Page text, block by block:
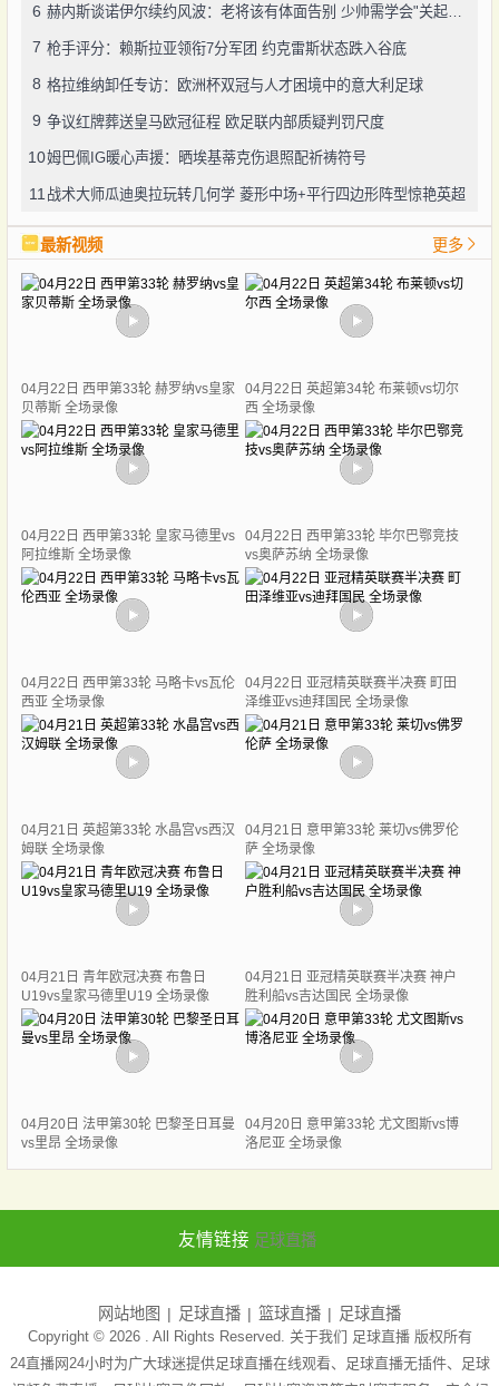
6 赫内斯谈诺伊尔续约风波：老将该有体面告别 少帅需学会"关起门说话"
7 枪手评分：赖斯拉亚领衔7分军团 约克雷斯状态跌入谷底
8 格拉维纳卸任专访：欧洲杯双冠与人才困境中的意大利足球
9 争议红牌葬送皇马欧冠征程 欧足联内部质疑判罚尺度
10姆巴佩IG暖心声援：晒埃基蒂克伤退照配祈祷符号
11 战术大师瓜迪奥拉玩转几何学 菱形中场+平行四边形阵型惊艳英超
最新视频 更多
04月22日 西甲第33轮 赫罗纳vs皇家
贝蒂斯 全场录像
04月22日 英超第34轮 布莱顿vs切尔
西 全场录像
04月22日 西甲第33轮 皇家马德里vs
阿拉维斯 全场录像
04月22日 西甲第33轮 毕尔巴鄂竞技
vs奥萨苏纳 全场录像
04月22日 西甲第33轮 马略卡vs瓦伦
西亚 全场录像
04月22日 亚冠精英联赛半决赛 町田
泽维亚vs迪拜国民 全场录像
04月21日 英超第33轮 水晶宫vs西汉
姆联 全场录像
04月21日 意甲第33轮 莱切vs佛罗伦
萨 全场录像
04月21日 青年欧冠决赛 布鲁日
U19vs皇家马德里U19 全场录像
04月21日 亚冠精英联赛半决赛 神户
胜利船vs吉达国民 全场录像
04月20日 法甲第30轮 巴黎圣日耳曼
vs里昂 全场录像
04月20日 意甲第33轮 尤文图斯vs博
洛尼亚 全场录像
友情链接 足球直播
网站地图 足球直播 篮球直播 足球直播
Copyright © 2026 . All Rights Reserved. 关于我们 足球直播版权所有
24直播网24小时为广大球迷提供足球直播在线观看、足球直播无插件、足球